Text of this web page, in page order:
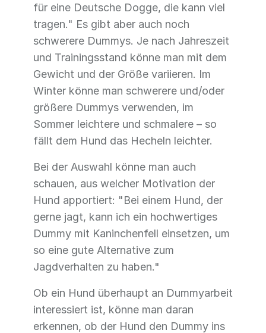
für eine Deutsche Dogge, die kann viel
tragen." Es gibt aber auch noch
schwerere Dummys. Je nach Jahreszeit
und Trainingsstand könne man mit dem
Gewicht und der Größe variieren. Im
Winter könne man schwerere und/oder
größere Dummys verwenden, im
Sommer leichtere und schmalere – so
fällt dem Hund das Hecheln leichter.
Bei der Auswahl könne man auch
schauen, aus welcher Motivation der
Hund apportiert: "Bei einem Hund, der
gerne jagt, kann ich ein hochwertiges
Dummy mit Kaninchenfell einsetzen, um
so eine gute Alternative zum
Jagdverhalten zu haben."
Ob ein Hund überhaupt an Dummyarbeit
interessiert ist, könne man daran
erkennen, ob der Hund den Dummy ins